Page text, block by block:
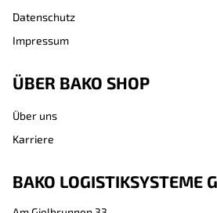
Datenschutz
Impressum
ÜBER BAKO SHOP
Über uns
Karriere
BAKO LOGISTIKSYSTEME